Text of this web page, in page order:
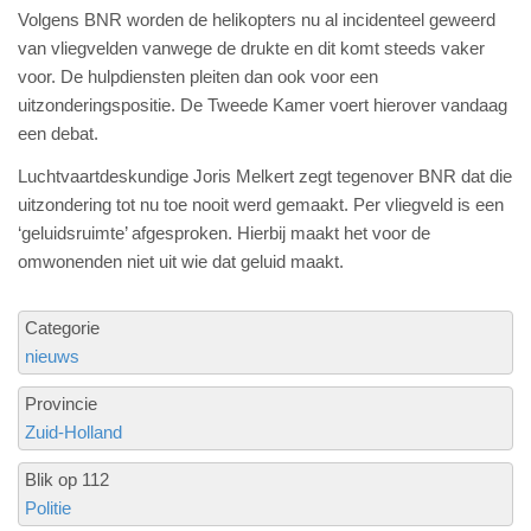
Volgens BNR worden de helikopters nu al incidenteel geweerd
van vliegvelden vanwege de drukte en dit komt steeds vaker
voor. De hulpdiensten pleiten dan ook voor een
uitzonderingspositie. De Tweede Kamer voert hierover vandaag
een debat.
Luchtvaartdeskundige Joris Melkert zegt tegenover BNR dat die
uitzondering tot nu toe nooit werd gemaakt. Per vliegveld is een
‘geluidsruimte’ afgesproken. Hierbij maakt het voor de
omwonenden niet uit wie dat geluid maakt.
Categorie
nieuws
Provincie
Zuid-Holland
Blik op 112
Politie